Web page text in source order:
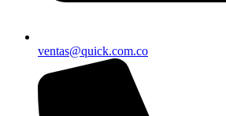
ventas@quick.com.co